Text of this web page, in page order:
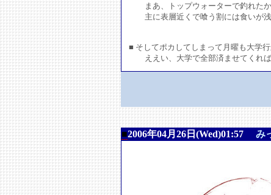
まあ、トップウォーターで釣れたか
主に表層近くで喰う割には食いが浅
■ そしてポカしてしまって月曜も大学
ええい、大学で全部済ませてくれば
■2006年04月26日(Wed)01:57 み